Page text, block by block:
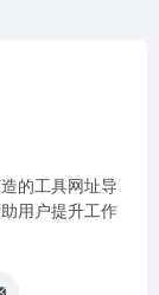
的工具网址导
用户提升工作